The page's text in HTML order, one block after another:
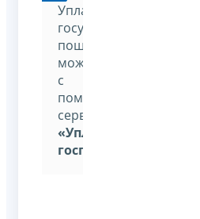
Уплатить
государственную
пошлину
можно
с
помощью
сервиса
«Уплата
госпошлины»